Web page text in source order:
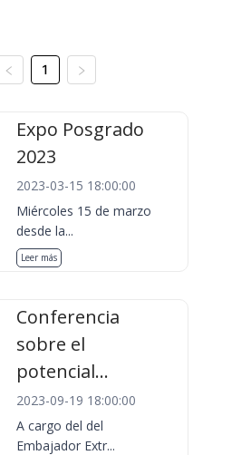
1
Expo Posgrado
2023
2023-03-15 18:00:00
Miércoles 15 de marzo
desde la...
Leer más
Conferencia
sobre el
potencial...
2023-09-19 18:00:00
A cargo del del
Embajador Extr...